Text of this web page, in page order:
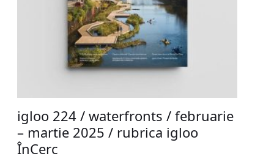
igloo 224 / waterfronts / februarie
– martie 2025 / rubrica igloo
ÎnCerc